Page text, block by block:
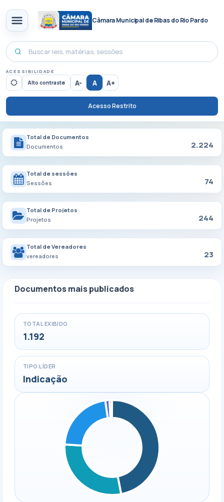
Câmara Municipal de Ribas do Rio Pardo
ACESSIBILIDADE
Alto contraste A- A A+
Acesso Restrito
Total de Documentos
Documentos
2.224
Total de sessões
Sessões
74
Total de Projetos
Projetos
244
Total de Vereadores
vereadores
23
Documentos mais publicados
TOTAL EXIBIDO
1.192
TIPO LÍDER
Indicação